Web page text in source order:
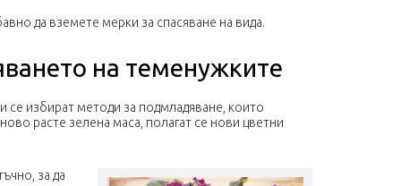
да вземете мерки за спасяване на вида.
на теменужките
се избират методи за подмладяване, които
расте зелена маса, полагат се нови цветни
за да